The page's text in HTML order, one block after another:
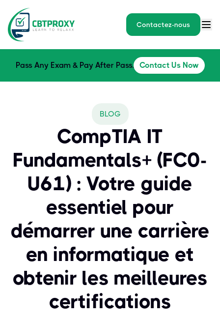
Contactez-nous
Pass Any Exam & Pay After Pass. Contact Us Now
BLOG
CompTIA IT
Fundamentals+ (FC0-
U61) : Votre guide
essentiel pour
démarrer une carrière
en informatique et
obtenir les meilleures
certifications